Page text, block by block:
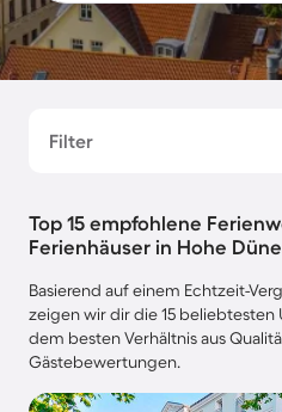
Filter
Top 15 empfohlene
Ferienhäuser in Hohe Düne
Basierend auf einem Echtzeit-
zeigen wir dir die 15
dem besten Verhältnis aus
Gästebewertungen.